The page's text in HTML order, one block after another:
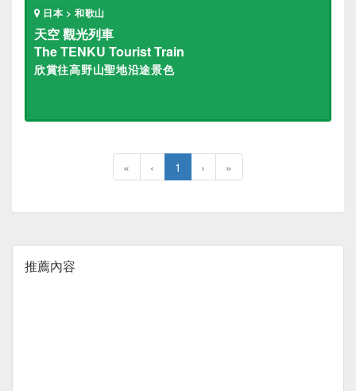
日本 > 和歌山
天空 觀光列車
The TENKU Tourist Train
欣賞往高野山聖地沿途景色
« ‹ 1 › »
推薦內容